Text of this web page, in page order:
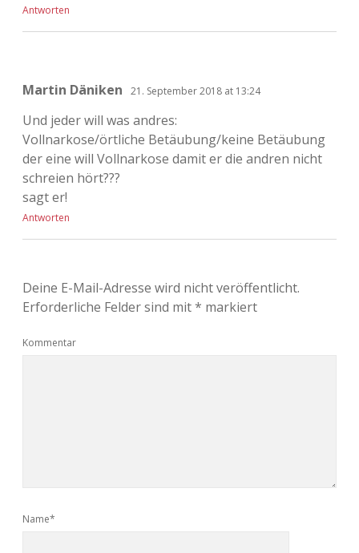
Antworten
Martin Däniken 21. September 2018 at 13:24
Und jeder will was andres:
Vollnarkose/örtliche Betäubung/keine Betäubung
der eine will Vollnarkose damit er die andren nicht
schreien hört???
sagt er!
Antworten
Deine E-Mail-Adresse wird nicht veröffentlicht.
Erforderliche Felder sind mit* markiert
Kommentar
Name*